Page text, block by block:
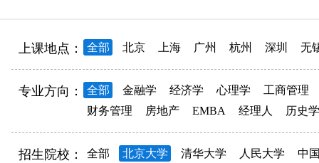
上课地点： 全部 北京 上海 广州 杭州 深圳 无
专业方向： 全部 金融学 经济学 心理学
工商管理
财务管理
房地产 EMBA 经理人 历史学
招生院校： 全部 北京大学 清华大学 人民大学
中